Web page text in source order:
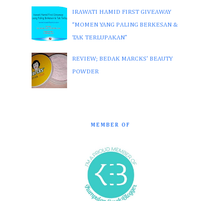
IRAWATI HAMID FIRST GIVEAWAY
“MOMEN YANG PALING BERKESAN &
TAK TERLUPAKAN”
REVIEW; BEDAK MARCKS' BEAUTY
POWDER
MEMBER OF